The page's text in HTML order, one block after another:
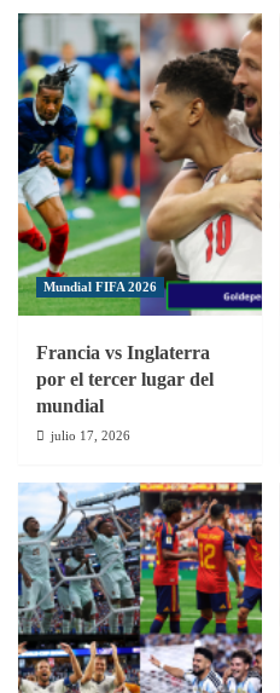
da
el
gran
salto
del
fútbol
femenino
de
RD
Europa
Mundial FIFA 2026
Francia vs Inglaterra
por el tercer lugar del
mundial
julio 17, 2026